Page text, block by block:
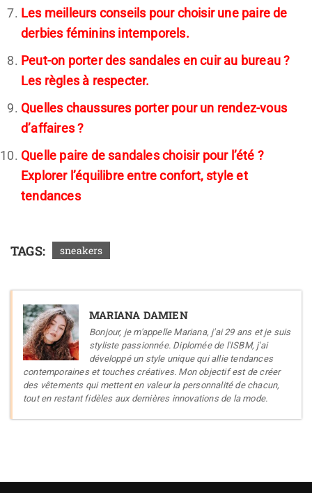
Les meilleurs conseils pour choisir une paire de
derbies féminins intemporels.
Peut-on porter des sandales en cuir au bureau ?
Les règles à respecter.
Quelles chaussures porter pour un rendez-vous
d’affaires ?
Quelle paire de sandales choisir pour l’été ?
Explorer l’équilibre entre confort, style et
tendances
TAGS: sneakers
MARIANA DAMIEN
Bonjour, je m'appelle Mariana, j'ai 29 ans et je suis
styliste passionnée. Diplomée de l'ISBM, j'ai
développé un style unique qui allie tendances
contemporaines et touches créatives. Mon objectif est de créer
des vêtements qui mettent en valeur la personnalité de chacun,
tout en restant fidèles aux dernières innovations de la mode.